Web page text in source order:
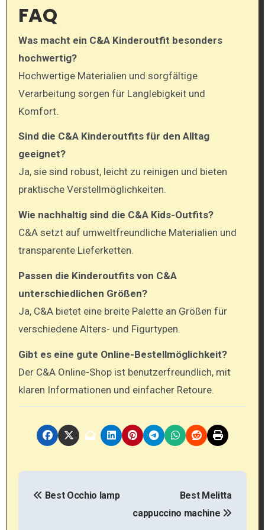
FAQ
Was macht ein C&A Kinderoutfit besonders
hochwertig?
Hochwertige Materialien und sorgfältige
Verarbeitung sorgen für Langlebigkeit und
Komfort.
Sind die C&A Kinderoutfits für den Alltag
geeignet?
Ja, sie sind robust, leicht zu reinigen und bieten
praktische Verstellmöglichkeiten.
Wie nachhaltig sind die C&A Kids-Outfits?
C&A setzt auf umweltfreundliche Materialien und
transparente Lieferketten.
Passen die Kinderoutfits von C&A
unterschiedlichen Größen?
Ja, C&A bietet eine breite Palette an Größen für
verschiedene Alters- und Figurtypen.
Gibt es eine gute Online-Bestellmöglichkeit?
Der C&A Online-Shop ist benutzerfreundlich, mit
klaren Informationen und einfacher Retoure.
P
Best Occhio lamp
Best Melitta
cappuccino machine